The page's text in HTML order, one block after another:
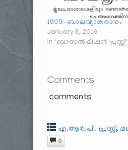
1909-ബാലവ്യാകരണം
January 8, 2016
In "ബാസൽ മിഷൻ പ്രസ്സ്"
Comments
comments
എ.ആർ.പി. പ്രസ്സ്,
0